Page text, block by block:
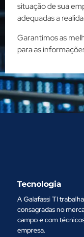
situação de sua
adequadas a
Garantimos as
para as
Tecnologia
A Galafassi TI
consagradas no
campo e com
empresa.